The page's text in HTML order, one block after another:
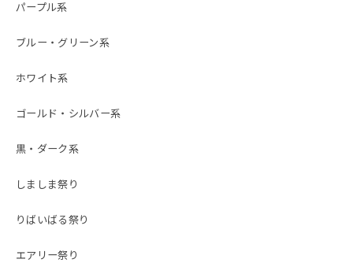
パープル系
ブルー・グリーン系
ホワイト系
ゴールド・シルバー系
黒・ダーク系
しましま祭り
りばいばる祭り
エアリー祭り